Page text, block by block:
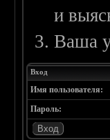
и
Ваша
Вход
Имя пользователя:
Пароль: